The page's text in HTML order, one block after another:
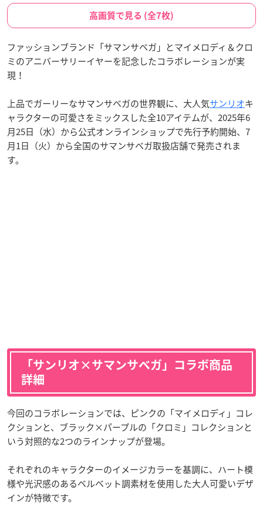
高画質で見る (全7枚)
ファッションブランド「サマンサベガ」とマイメロディ＆クロ
ミのアニバーサリーイヤーを記念したコラボレーションが実
現！
上品でガーリーなサマンサベガの世界観に、大人気サンリオキ
ャラクターの可愛さをミックスした全10アイテムが、2025年6
月25日（水）から公式オンラインショップで先行予約開始、7
月1日（火）から全国のサマンサベガ取扱店舗で発売されま
す。
「サンリオ×サマンサベガ」コラボ商品
詳細
今回のコラボレーションでは、ピンクの「マイメロディ」コレ
クションと、ブラック×パープルの「クロミ」コレクションと
いう対照的な2つのラインナップが登場。
それぞれのキャラクターのイメージカラーを基調に、ハート模
様や光沢感のあるベルベット調素材を使用した大人可愛いデザ
インが特徴です。